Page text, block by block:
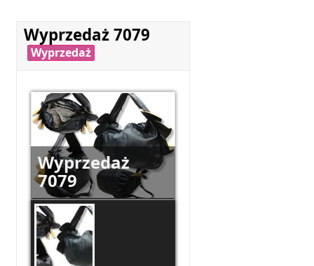
Wyprzedaż 7079
Wyprzedaż
Wyprzedaż
7079